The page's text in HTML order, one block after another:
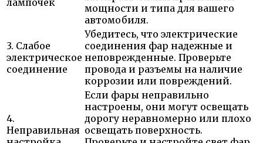
лампочек
мощности и типа для вашего
автомобиля.
3. Слабое
электрическое
соединение
Убедитесь, что электрические
соединения фар надежные и
неповрежденные. Проверьте
провода и разъемы на наличие
коррозии или повреждений.
4.
Неправильная
Если фары неправильно
настроены, они могут освещать
дорогу неравномерно или плохо
освещать поверхность.